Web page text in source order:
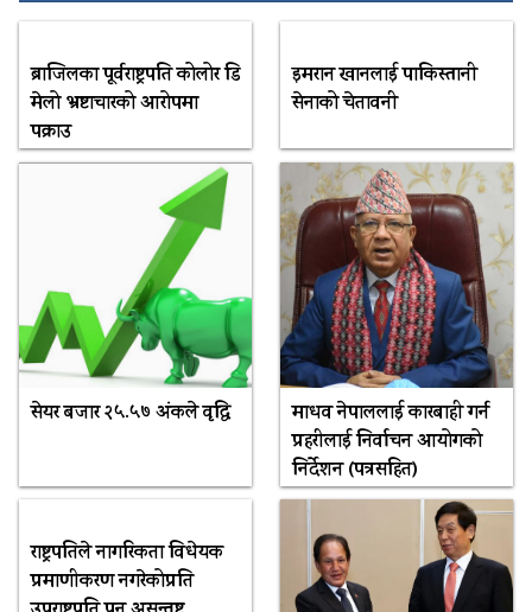
ब्राजिलका पूर्वराष्ट्रपति कोलोर डि
मेलो भ्रष्टाचारको आरोपमा
पक्राउ
इमरान खानलाई पाकिस्तानी
सेनाको चेतावनी
सेयर बजार २५.५७ अंकले वृद्धि
माधव नेपाललाई कारबाही गर्न
प्रहरीलाई निर्वाचन आयोगको
निर्देशन (पत्रसहित)
राष्ट्रपतिले नागरिकता विधेयक
प्रमाणीकरण नगरेकोप्रति